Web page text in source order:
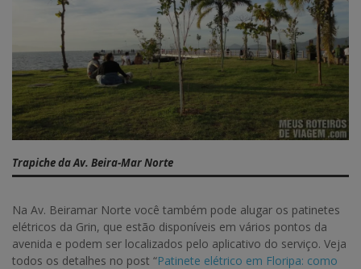
Trapiche da Av. Beira-Mar Norte
Na Av. Beiramar Norte você também pode alugar os patinetes
elétricos da Grin, que estão disponíveis em vários pontos da
avenida e podem ser localizados pelo aplicativo do serviço. Veja
todos os detalhes no post “Patinete elétrico em Floripa: como